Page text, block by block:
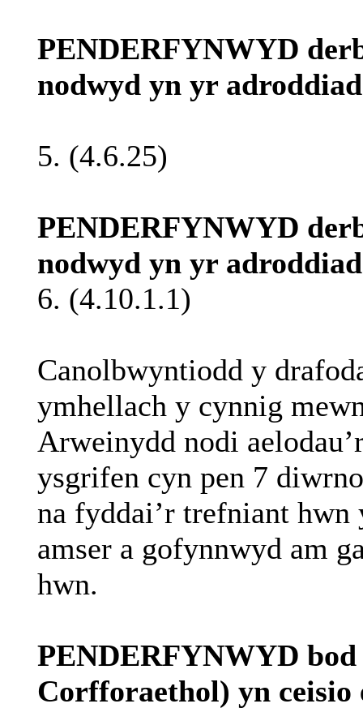
PENDERFYNWYD
nodwyd yn yr adroddiad
5. (4.6.25)
PENDERFYNWYD
nodwyd yn yr adroddiad
6. (4.10.1.1)
Canolbwyntiodd y
ymhellach y cynnig
Arweinydd nodi
ysgrifen cyn pen 7
na fyddai’r trefniant hwn
amsera gofynnwyd am
hwn.
PENDERFYNWYD
Corfforaethol) yn ceisio